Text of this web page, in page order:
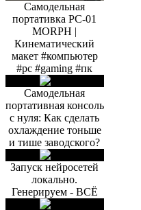
Самодельная
портативка PC-01
MORPH |
Кинематический
макет #компьютер
#pc #gaming #пк
Самодельная
портативная консоль
с нуля: Как сделать
охлаждение тоньше
и тише заводского?
Запуск нейросетей
локально.
Генерируем - ВСЁ